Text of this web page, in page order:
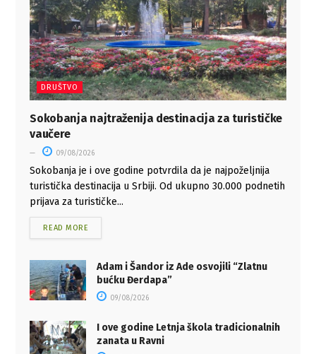
DRUŠTVO
Sokobanja najtraženija destinacija za turističke
vaučere
09/08/2026
Sokobanja je i ove godine potvrdila da je najpoželjnija
turistička destinacija u Srbiji. Od ukupno 30.000 podnetih
prijava za turističke...
READ MORE
Adam i Šandor iz Ade osvojili “Zlatnu
bućku Đerdapa”
09/08/2026
I ove godine Letnja škola tradicionalnih
zanata u Ravni